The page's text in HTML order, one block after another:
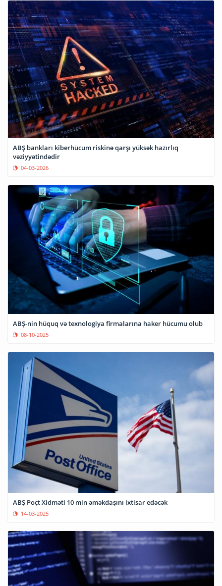
ABŞ bankları kiberhücum riskinə qarşı yüksək hazırlıq
vəziyyətindədir
04-03-2026
ABŞ-nin hüquq və texnologiya firmalarına haker hücumu olub
08-10-2025
ABŞ Poçt Xidməti 10 min əməkdaşını ixtisar edəcək
14-03-2025